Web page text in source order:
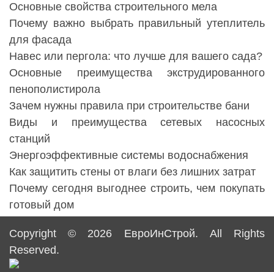
Основные свойства строительного мела
Почему важно выбрать правильный утеплитель
для фасада
Навес или пергола: что лучше для вашего сада?
Основные преимущества экструдированного
пенополистирола
Зачем нужны правила при строительстве бани
Виды и преимущества сетевых насосных
станций
Энергоэффективные системы водоснабжения
Как защитить стены от влаги без лишних затрат
Почему сегодня выгоднее строить, чем покупать
готовый дом
Copyright © 2026 ЕвроИнСтрой. All Rights
Reserved.